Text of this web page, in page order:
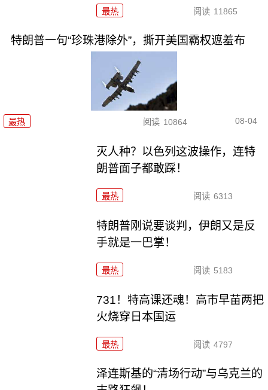
最热 阅读 11865
特朗普一句“珍珠港除外”，撕开美国霸权遮羞布
最热 阅读 10864 08-04
灭人种？以色列这波操作，连特
朗普面子都敢踩！
最热 阅读 6313
特朗普刚说要谈判，伊朗又是反
手就是一巴掌！
最热 阅读 5183
731！特高课还魂！高市早苗两把
火烧穿日本国运
最热 阅读 4797
泽连斯基的“清场行动”与乌克兰的